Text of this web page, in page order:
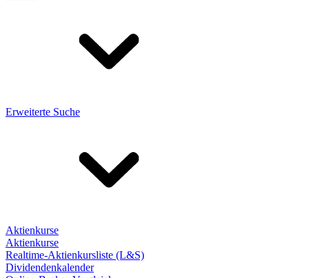
Erweiterte Suche
Aktienkurse
Aktienkurse
Realtime-Aktienkursliste (L&S)
Dividendenkalender